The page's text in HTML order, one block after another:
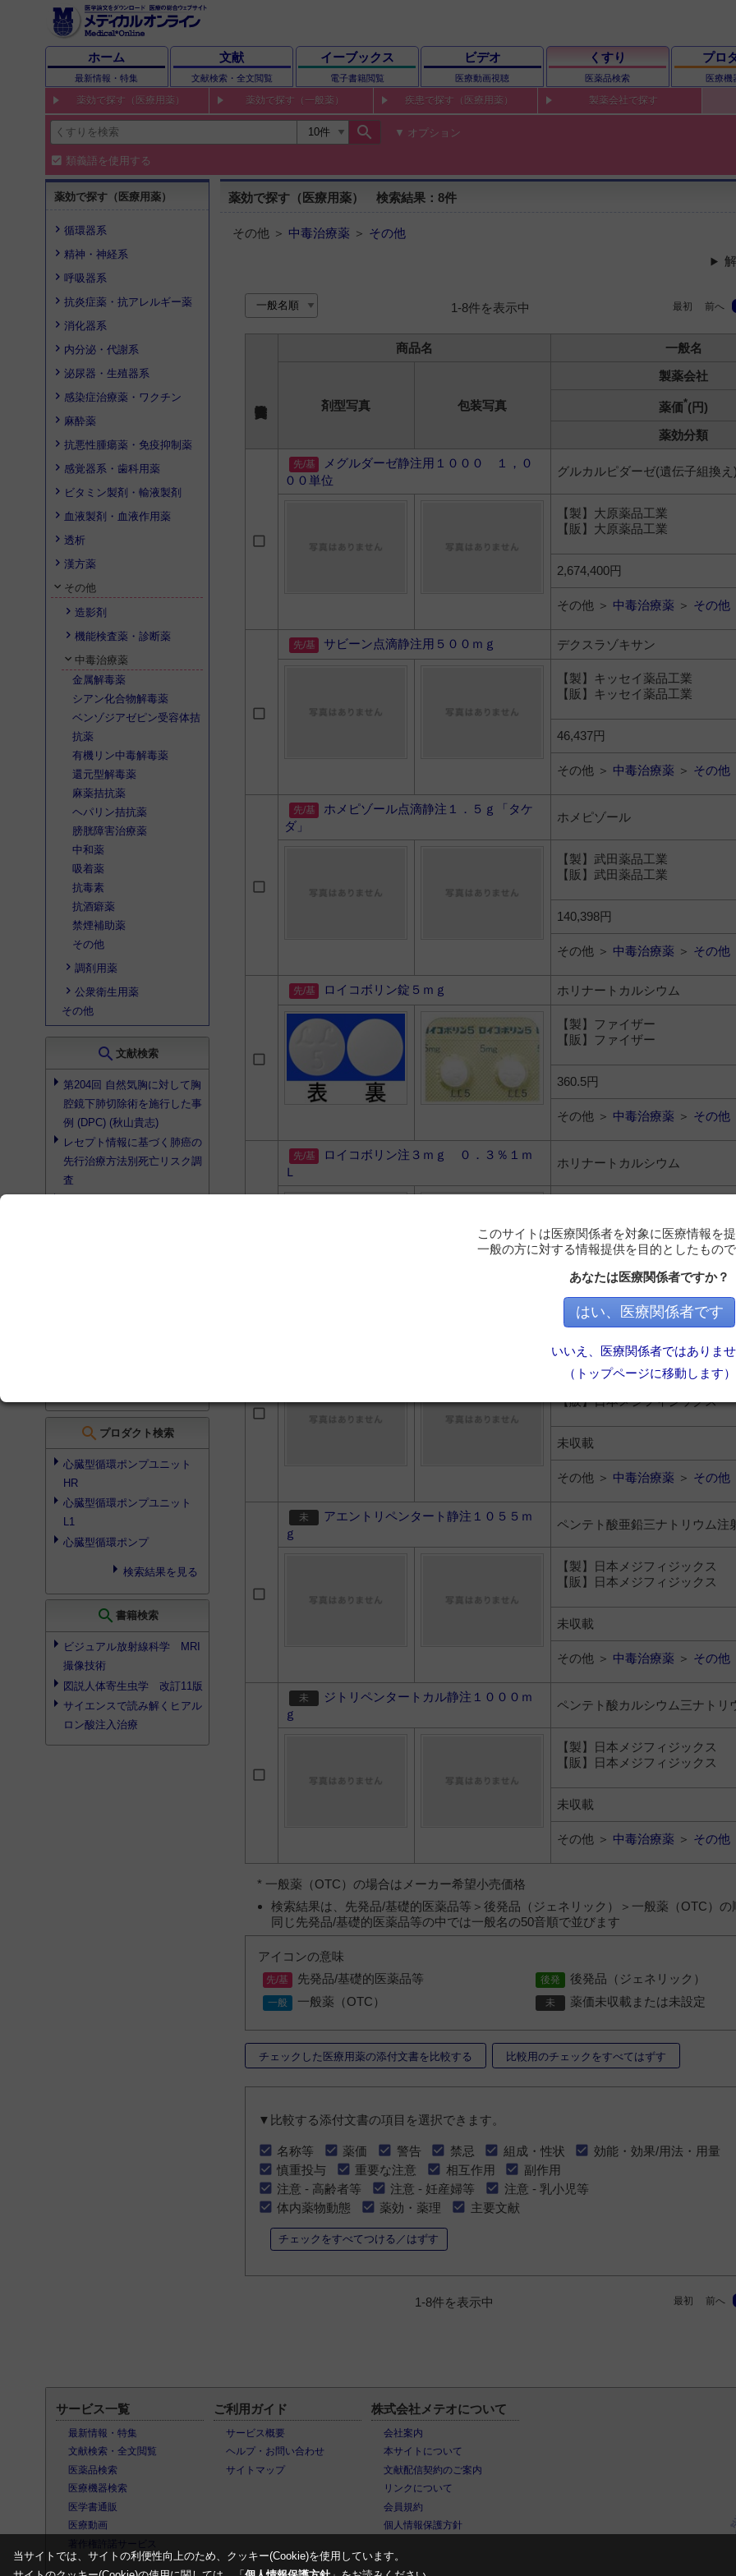
ホーム
最新情報・特集
文献
文献検索・全文閲覧
イーブックス
電子書籍閲覧
ビデオ
医療動画視聴
くすり
医薬品検索
プロ
医療機
薬効で探す（医療用薬） 薬効で探す（一般薬） 疾患で探す（医療用薬） 製薬会社で探す
search オプション
類義語を使用する
薬効で探す（医療用薬）
循環器系
精神・神経系
呼吸器系
抗炎症薬・抗アレルギー薬
消化器系
内分泌・代謝系
泌尿器・生殖器系
感染症治療薬・ワクチン
麻酔薬
抗悪性腫瘍薬・免疫抑制薬
感覚器系・歯科用薬
ビタミン製剤・輸液製剤
血液製剤・血液作用薬
透析
漢方薬
その他
造影剤
機能検査薬・診断薬
中毒治療薬
金属解毒薬
シアン化合物解毒薬
ベンゾジアゼピン受容体拮
抗薬
有機リン中毒解毒薬
還元型解毒薬
麻薬拮抗薬
ヘパリン拮抗薬
膀胱障害治療薬
中和薬
吸着薬
抗毒素
抗酒癖薬
禁煙補助薬
その他
調剤用薬
公衆衛生用薬
その他
search 文献検索
第204回 自然気胸に対して胸
腔鏡下肺切除術を施行した事
例 (DPC) (秋山貴志)
レセプト情報に基づく肺癌の
先行治療方法別死亡リスク調
査
search プロダクト検索
心臓型循環ポンプユニット
HR
心臓型循環ポンプユニット
L1
心臓型循環ポンプ
検索結果を見る
search 書籍検索
ビジュアル放射線科学 MRI
撮像技術
図説人体寄生虫学 改訂11版
サイエンスで読み解くヒアル
ロン酸注入治療
薬効で探す（医療用薬） 検索結果：8件
その他 ＞ 中毒治療薬 ＞ その他
1-8件を表示中 最初 前へ
商品名 一般名
剤型写真 包装写真
製薬会社
薬価*(円)
薬効分類
メグルダーゼ静注用１０００ １，０
００単位
グルカルピダーゼ(遺伝子組換え)
【製】大原薬品工業
【販】大原薬品工業
2,674,400円
その他 ＞ 中毒治療薬 ＞ その他
サビーン点滴静注用５００ｍｇ デクスラゾキサン
【製】キッセイ薬品工業
【販】キッセイ薬品工業
46,437円
その他 ＞ 中毒治療薬 ＞ その他
ホメピゾール点滴静注１．５ｇ「タケ
ダ」
ホメピゾール
【製】武田薬品工業
【販】武田薬品工業
140,398円
その他 ＞ 中毒治療薬 ＞ その他
ロイコボリン錠５ｍｇ ホリナートカルシウム
【製】ファイザー
【販】ファイザー
360.5円
その他 ＞ 中毒治療薬 ＞ その他
ロイコボリン注３ｍｇ ０．３％１ｍ
Ｌ
ホリナートカルシウム
その他 ＞中毒治療薬＞その他
物カプセル
【販】日本メジフィジックス
未収載
その他 ＞ 中毒治療薬 ＞ その他
アエントリペンタート静注１０５５ｍ
ｇ
ペンテト酸亜鉛三ナトリウム注
【製】日本メジフィジックス
【販】日本メジフィジックス
未収載
その他 ＞ 中毒治療薬 ＞ その他
ジトリペンタートカル静注１０００ｍ
ｇ
ペンテト酸カルシウム三ナトリ
【製】日本メジフィジックス
【販】日本メジフィジックス
未収載
その他 ＞ 中毒治療薬 ＞ その他
* 一般薬（OTC）の場合はメーカー希望小売価格
検索結果は、先発品/基礎的医薬品等＞後発品（ジェネリック）＞一般薬（OTC）の
同じ先発品/基礎的医薬品等の中では一般名の50音順で並びます
アイコンの意味
先発品/基礎的医薬品等
後発品（ジェネリック）
一般薬（OTC）
薬価未収載または未設定
チェックした医療用薬の添付文書を比較する 比較用のチェックをすべてはずす
▼比較する添付文書の項目を選択できます。
名称等 薬価 警告 禁忌 組成・性状
効能・効果/用法・用量
慎重投与
重要な注意 相互作用
副作用
注意 - 高齢者等
注意 - 妊産婦等
注意 - 乳小児等
体内薬物動態
薬効・薬理 主要文献
チェックをすべてつける／はずす
1-8件を表示中 最初 前へ
サービス一覧
最新情報・特集
文献検索・全文閲覧
医薬品検索
医療機器検索
医学書通販
医療動画
著作権許諾サービス
ご利用ガイド
サービス概要
ヘルプ・お問い合わせ
サイトマップ
株式会社メテオについて
会社案内
本サイトについて
文献配信契約のご案内
リンクについて
会員規約
個人情報保護方針
このサイトは医療関係者を対象に医療情報を提
一般の方に対する情報提供を目的としたもので
あなたは医療関係者ですか？
はい、医療関係者です
いいえ、医療関係者ではありま
（トップページに移動します）
当サイトでは、サイトの利便性向上のため、クッキー(Cookie)を使用しています。